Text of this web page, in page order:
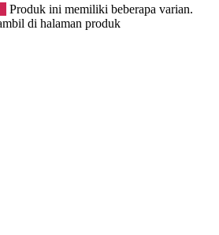
Produk ini memiliki beberapa varian.
di halaman produk